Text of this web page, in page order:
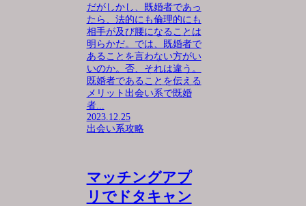
だがしかし、既婚者であっ
たら、法的にも倫理的にも
相手が及び腰になることは
明らかだ。では、既婚者で
あることを言わない方がい
いのか。否、それは違う。
既婚者であることを伝える
メリット出会い系で既婚
者...
2023.12.25
出会い系攻略
マッチングアプ
リでドタキャン